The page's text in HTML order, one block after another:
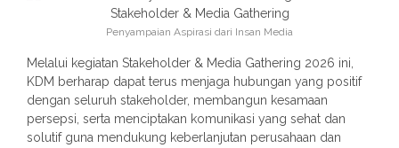
Penyampaian Aspirasi dari Insan Media
Melalui kegiatan Stakeholder & Media Gathering 2026 ini,
KDM berharap dapat terus menjaga hubungan yang positif
dengan seluruh stakeholder, membangun kesamaan
persepsi, serta menciptakan komunikasi yang sehat dan
solutif guna mendukung keberlanjutan perusahaan dan